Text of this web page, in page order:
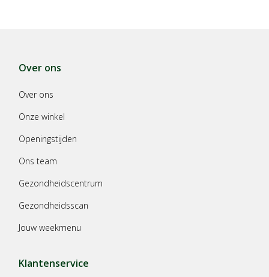
Over ons
Over ons
Onze winkel
Openingstijden
Ons team
Gezondheidscentrum
Gezondheidsscan
Jouw weekmenu
Klantenservice